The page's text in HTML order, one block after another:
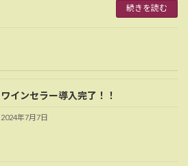
続きを読む
ワインセラー導入完了！！
2024年7月7日